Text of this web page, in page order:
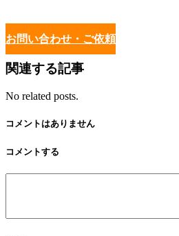
お問い合わせ・ご依頼
関連する記事
No related posts.
コメントはありません
コメントする